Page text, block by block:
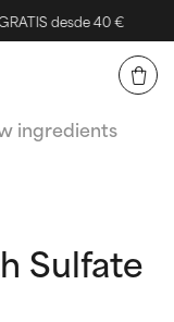
desde 40 €
ingredients
Sulfate